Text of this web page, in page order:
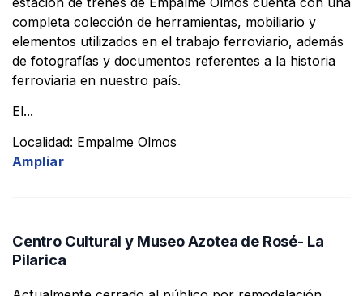
completa colección de herramientas, mobiliario y
elementos utilizados en el trabajo ferroviario, además
de fotografías y documentos referentes a la historia
ferroviaria en nuestro país.
El...
Localidad: Empalme Olmos
Ampliar
Centro Cultural y Museo Azotea de Rosé- La
Pilarica